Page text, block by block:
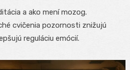
a ako mení mozog.
cvičenia pozornosti znižujú
reguláciu emócií.